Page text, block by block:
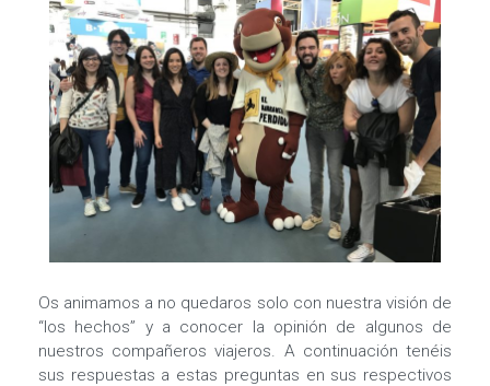
Os animamos a no quedaros solo con nuestra visión de
“los hechos” y a conocer la opinión de algunos de
nuestros compañeros viajeros. A continuación tenéis
sus respuestas a estas preguntas en sus respectivos